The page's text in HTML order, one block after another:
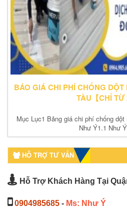
BÁO GIÁ CHI PHÍ CHỐNG
TÀU【CHỈ TỪ
Mục Lục1 Bảng giá chi phí chống
Như Ý1.1 Như
HỖ TRỢ TƯ VẤN
Hỗ Trợ Khách Hàng Tại
0904985685 - Ms: Như Ý